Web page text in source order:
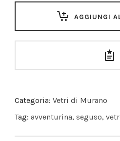
AGGIUNGI
Categoria: Vetri di Murano
Tag: avventurina, seguso,